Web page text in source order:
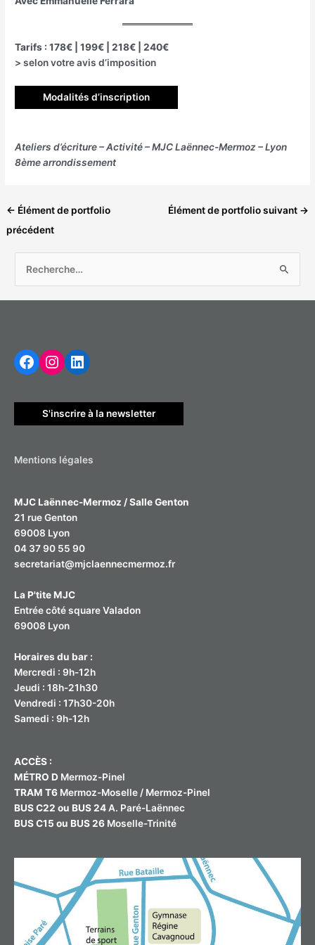
Tarifs : 178€ | 199€ | 218€ | 240€
> selon votre avis d’imposition
Modalités d’inscription
Ateliers d’écriture – Activité – MJC Laënnec-Mermoz – Lyon
8ème arrondissement
← Élément de portfolio
précédent
Élément de portfolio suivant →
r
h
e
Facebook
Instagram
LinkedIn
S'inscrire à la newsletter
Mentions légales
MJC Laënnec-Mermoz / Salle Genton
21 rue Genton
69008 Lyon
04 37 90 55 90
secretariat@mjclaennecmermoz.fr
La P'tite MJC
Entrée côté square Valadon
69008 Lyon
Horaires du bar :
Mercredi : 9h-12h
Jeudi : 18h-21h30
Vendredi : 17h30-20h
Samedi : 9h-12h
ACCÈS :
MÉTRO D Mermoz-Pinel
TRAM T6 Mermoz-Moselle / Mermoz-Pinel
BUS C22 ou BUS 24 A. Paré-Laënnec
BUS C15 ou BUS 26 Moselle-Trinité